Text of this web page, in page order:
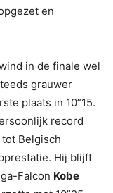
en
in de finale wel
grauwer
plaats in 10”15.
record
Belgisch
Hij blijft
Falcon Kobe